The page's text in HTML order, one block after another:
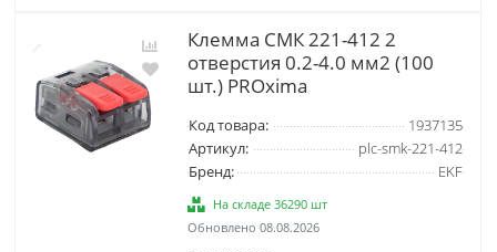
Клемма СМК 221-412 2
отверстия 0.2-4.0 мм2 (100
шт.) PROxima
Код товара:
1937135
Артикул:
plc-smk-221-412
Бренд:
EKF
На складе 36290 шт
Обновлено 08.08.2026